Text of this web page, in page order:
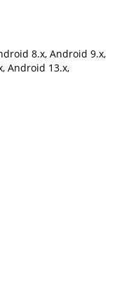
8.x, Android 9.x,
Android 13.x,